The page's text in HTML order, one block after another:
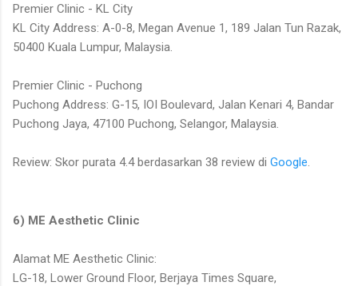
Premier Clinic - KL City
KL City Address: A-0-8, Megan Avenue 1, 189 Jalan Tun Razak,
50400 Kuala Lumpur, Malaysia.
Premier Clinic - Puchong
Puchong Address: G-15, IOI Boulevard, Jalan Kenari 4, Bandar
Puchong Jaya, 47100 Puchong, Selangor, Malaysia.
Review: Skor purata 4.4 berdasarkan 38 review di Google
6) ME Aesthetic Clinic
Alamat ME Aesthetic Clinic:
LG-18, Lower Ground Floor, Berjaya Times Square,